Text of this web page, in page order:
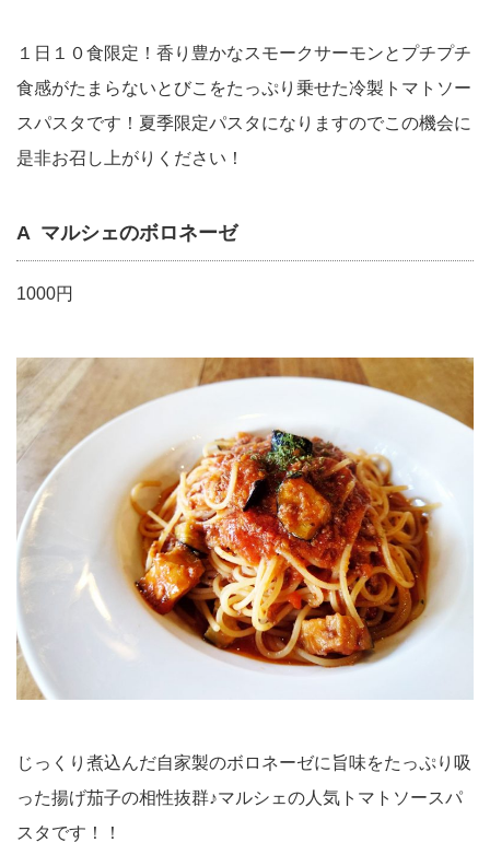
１日１０食限定！香り豊かなスモークサーモンとプチプチ
食感がたまらないとびこをたっぷり乗せた冷製トマトソー
スパスタです！夏季限定パスタになりますのでこの機会に
是非お召し上がりください！
A マルシェのボロネーゼ
1000円
じっくり煮込んだ自家製のボロネーゼに旨味をたっぷり吸
った揚げ茄子の相性抜群♪マルシェの人気トマトソースパ
スタです！！